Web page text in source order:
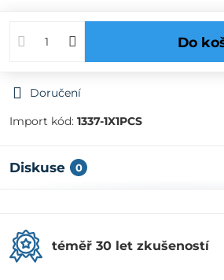
Do
Doručení
Import kód: 1337-1X1PCS
Diskuse 0
téměř 30 let zkušeností